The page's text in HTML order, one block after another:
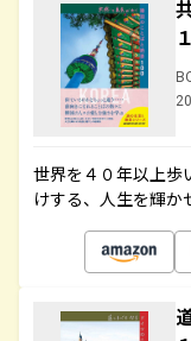
世界を４０年以上歩
けする、人生を輝か